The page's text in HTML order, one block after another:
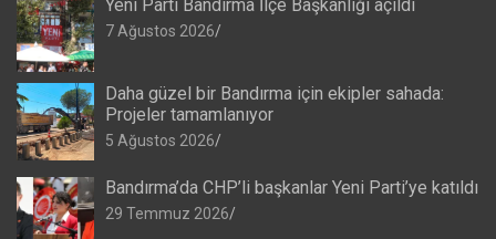
Yeni Parti Bandırma İlçe Başkanlığı açıldı
7 Ağustos 2026
Daha güzel bir Bandırma için ekipler sahada:
Projeler tamamlanıyor
5 Ağustos 2026
Bandırma’da CHP’li başkanlar Yeni Parti’ye katıldı
29 Temmuz 2026